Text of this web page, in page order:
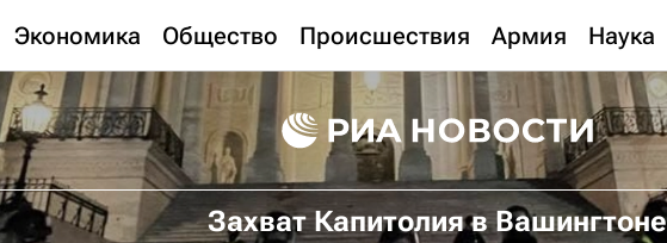
Экономика Общество Происшествия Армия Наука
Захват Капитолия в Вашингтоне